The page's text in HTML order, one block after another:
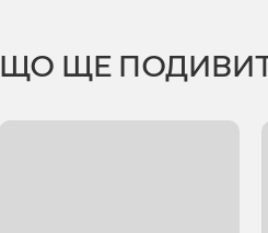
ЩО ЩЕ